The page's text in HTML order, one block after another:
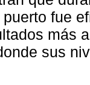
fue
más
sus